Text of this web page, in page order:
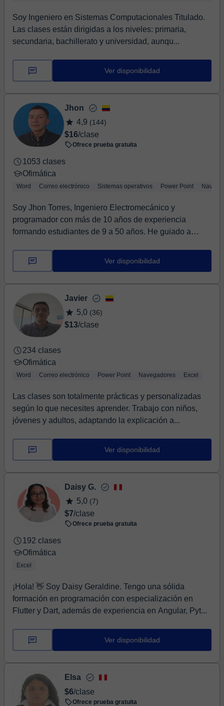
Soy Ingeniero en Sistemas Computacionales Titulado.
Las clases están dirigidas a los niveles: primaria,
secundaria, bachillerato y universidad, aunqu...
Ver disponibilidad
Jhon
4,9 (144)
$16/clase
Ofrece prueba gratuita
1053 clases
Ofimática
Word Correo electrónico Sistemas operativos Power Point
Soy Jhon Torres, Ingeniero Electromecánico y
programador con más de 10 años de experiencia
formando estudiantes de 9 a 50 años. He guiado a
Ver disponibilidad
Javier
5,0 (36)
$13/clase
234 clases
Ofimática
Word Correo electrónico Power Point Navegadores Excel
Las clases son totalmente prácticas y personalizadas
según lo que necesites aprender. Trabajo con niños,
jóvenes y adultos, adaptando la explicación a...
Ver disponibilidad
Daisy G.
5,0 (7)
$7/clase
Ofrece prueba gratuita
192 clases
Ofimática
Excel
¡Hola! 👋 Soy Daisy Geraldine. Tengo una sólida
formación en programación con especialización en
Flutter y Dart, además de experiencia en Angular, Pyt...
Ver disponibilidad
Elsa
$6/clase
Ofrece prueba gratuita